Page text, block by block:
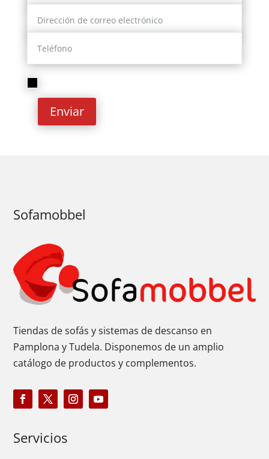
Enviar
Sofamobbel
Tiendas de sofás y sistemas de descanso en
Pamplona y Tudela. Disponemos de un amplio
catálogo de productos y complementos.
Servicios